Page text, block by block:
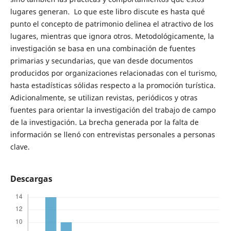
lugares generan. Lo que este libro discute es hasta qué
punto el concepto de patrimonio delinea el atractivo de los
lugares, mientras que ignora otros. Metodológicamente, la
investigación se basa en una combinación de fuentes
primarias y secundarias, que van desde documentos
producidos por organizaciones relacionadas con el turismo,
hasta estadísticas sólidas respecto a la promoción turística.
Adicionalmente, se utilizan revistas, periódicos y otras
fuentes para orientar la investigación del trabajo de campo
de la investigación. La brecha generada por la falta de
información se llenó con entrevistas personales a personas
clave.
Descargas